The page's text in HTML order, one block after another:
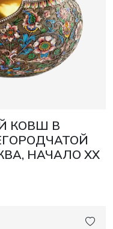
КОВШ В
НАЧАЛО XX